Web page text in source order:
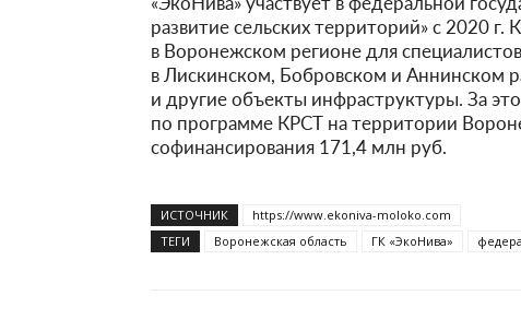
развитие сельских территорий» с 2020
в Воронежском регионе для
в Лискинском, Бобровском и Аннинском
и другие объекты инфраструктуры. За
по программе КРСТ на территории
софинансирования 171,4 млн руб.
ИСТОЧНИК
https://www.ekoniva-moloko.com
ТЕГИ
Воронежская область ГК «ЭкоНива»